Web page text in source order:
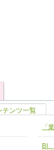
身につ
ユ
各職
チー
テンツ一覧
「
BI